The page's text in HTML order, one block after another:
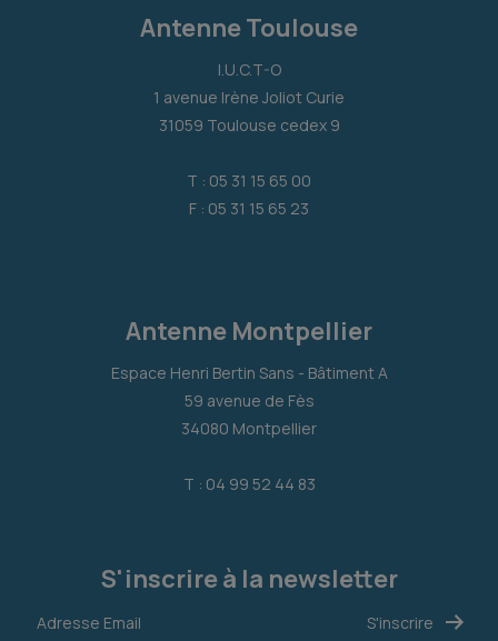
Antenne Toulouse
I.U.C.T-O
1 avenue Irène Joliot Curie
31059 Toulouse cedex 9
T : 05 31 15 65 00
F : 05 31 15 65 23
Antenne Montpellier
Espace Henri Bertin Sans - Bâtiment A
59 avenue de Fès
34080 Montpellier
T : 04 99 52 44 83
S'inscrire à la newsletter